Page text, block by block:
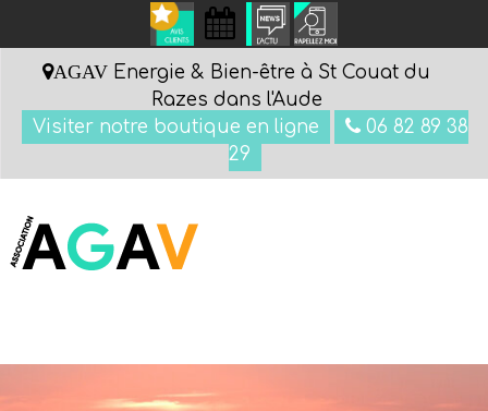
AGAV Energie & Bien-être à St Couat du
Razes dans l'Aude
Visiter notre boutique en ligne
06 82 89 38
29